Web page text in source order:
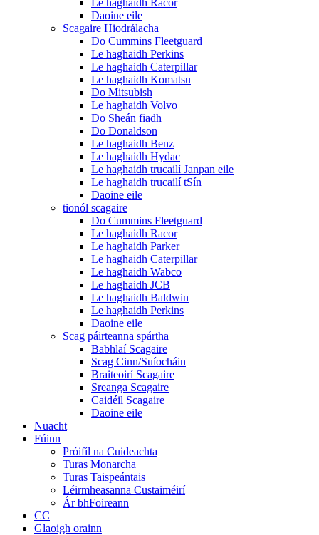
Le haghaidh Racor
Daoine eile
Scagaire Hiodrálacha
Do Cummins Fleetguard
Le haghaidh Perkins
Le haghaidh Caterpillar
Le haghaidh Komatsu
Do Mitsubish
Le haghaidh Volvo
Do Sheán fiadh
Do Donaldson
Le haghaidh Benz
Le haghaidh Hydac
Le haghaidh trucailí Janpan eile
Le haghaidh trucailí tSín
Daoine eile
tionól scagaire
Do Cummins Fleetguard
Le haghaidh Racor
Le haghaidh Parker
Le haghaidh Caterpillar
Le haghaidh Wabco
Le haghaidh JCB
Le haghaidh Baldwin
Le haghaidh Perkins
Daoine eile
Scag páirteanna spártha
Babhlaí Scagaire
Scag Cinn/Suíocháin
Braiteoirí Scagaire
Sreanga Scagaire
Caidéil Scagaire
Daoine eile
Nuacht
Fúinn
Próifíl na Cuideachta
Turas Monarcha
Turas Taispeántais
Léirmheasanna Custaiméirí
Ár bhFoireann
CC
Glaoigh orainn